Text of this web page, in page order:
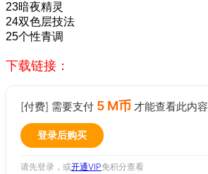
23暗夜精灵
24双色层技法
25个性青调
下载链接：
[付费] 需要支付 5 M币 才能查看此内容
登录后购买
请先登录，或开通VIP免积分查看